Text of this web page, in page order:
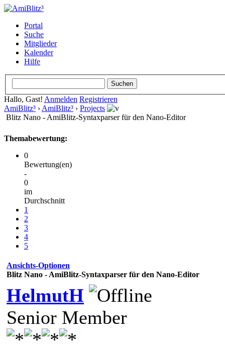
Portal
Suche
Mitglieder
Kalender
Hilfe
Hallo, Gast! Anmelden Registrieren
AmiBlitz³ › AmiBlitz³ › Projects
Blitz Nano - AmiBlitz-Syntaxparser für den Nano-Editor
Themabewertung:
0
Bewertung(en)
-
0
im
Durchschnitt
1
2
3
4
5
Ansichts-Optionen
Blitz Nano - AmiBlitz-Syntaxparser für den Nano-Editor
HelmutH
Senior Member